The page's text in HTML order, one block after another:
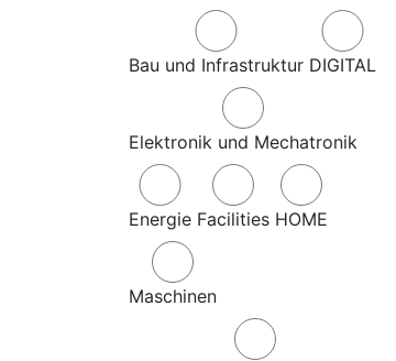
Bau und Infrastruktur DIGITAL
Elektronik und Mechatronik
Energie Facilities HOME
Maschinen